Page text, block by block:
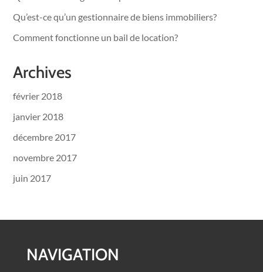
Qu’est-ce qu’un gestionnaire de biens immobiliers?
Comment fonctionne un bail de location?
Archives
février 2018
janvier 2018
décembre 2017
novembre 2017
juin 2017
NAVIGATION